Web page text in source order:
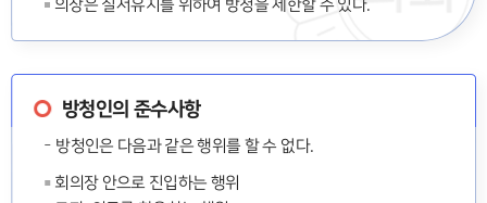
의장은 질서유지를 위하여 방청을 제한할 수 있다.
방청인의 준수사항
방청인은 다음과 같은 행위를 할 수 없다.
회의장 안으로 진입하는 행위